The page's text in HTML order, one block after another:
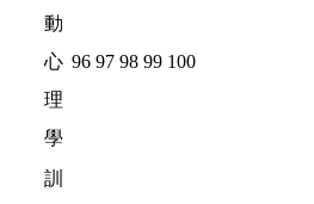
動
心
理
學
96 97 98 99 100
訓